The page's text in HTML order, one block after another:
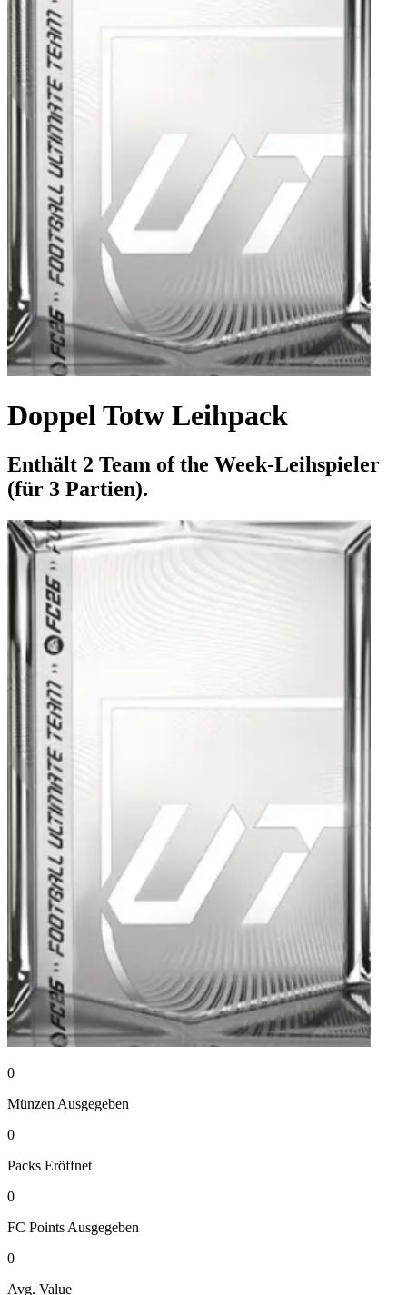
Doppel Totw Leihpack
Enthält 2 Team of the Week-Leihspieler
(für 3 Partien).
0
Münzen Ausgegeben
0
Packs Eröffnet
0
FC Points Ausgegeben
0
Avg. Value